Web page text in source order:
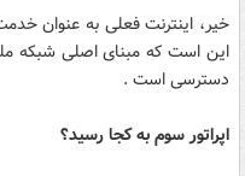
خیر، اینترنت فعلی به عنوان
این است که مبنای اصلی شبکه
دسترسی است .
اپراتور سوم به کجا رسید؟